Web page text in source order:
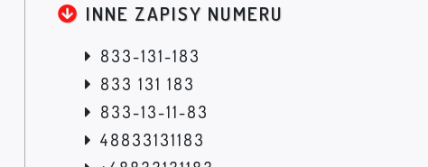
INNE ZAPISY NUMERU
833-131-183
833 131 183
833-13-11-83
48833131183